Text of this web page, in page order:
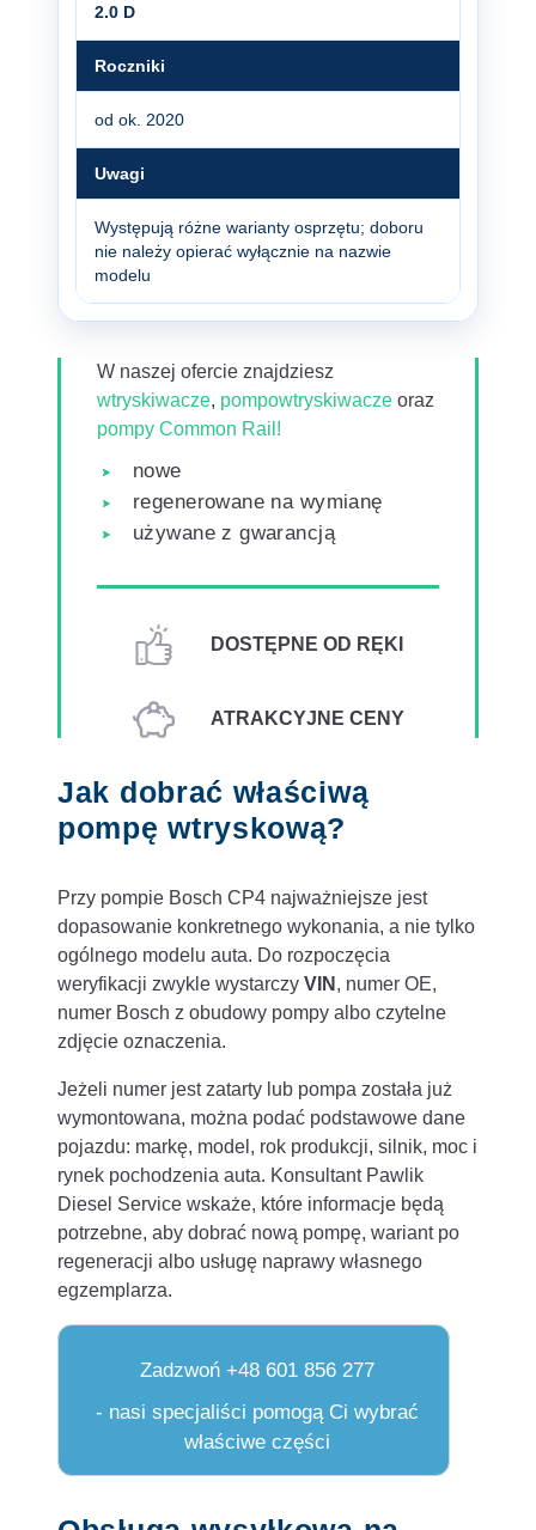
2.0 D
Roczniki
od ok. 2020
Uwagi
Występują różne warianty osprzętu; doboru
nie należy opierać wyłącznie na nazwie
modelu
W naszej ofercie znajdziesz
wtryskiwacze, pompowtryskiwacze oraz
pompy Common Rail!
nowe
regenerowane na wymianę
używane z gwarancją
DOSTĘPNE OD RĘKI
ATRAKCYJNE CENY
Jak dobrać właściwą
pompę wtryskową?
Przy pompie Bosch CP4 najważniejsze jest
dopasowanie konkretnego wykonania, a nie tylko
ogólnego modelu auta. Do rozpoczęcia
weryfikacji zwykle wystarczy VIN , numer OE,
numer Bosch z obudowy pompy albo czytelne
zdjęcie oznaczenia.
Jeżeli numer jest zatarty lub pompa została już
wymontowana, można podać podstawowe dane
pojazdu: markę, model, rok produkcji, silnik, moc i
rynek pochodzenia auta. Konsultant Pawlik
Diesel Service wskaże, które informacje będą
potrzebne, aby dobrać nową pompę, wariant po
regeneracji albo usługę naprawy własnego
egzemplarza.
Zadzwoń +48 601 856 277
- nasi specjaliści pomogą Ci wybrać
właściwe części